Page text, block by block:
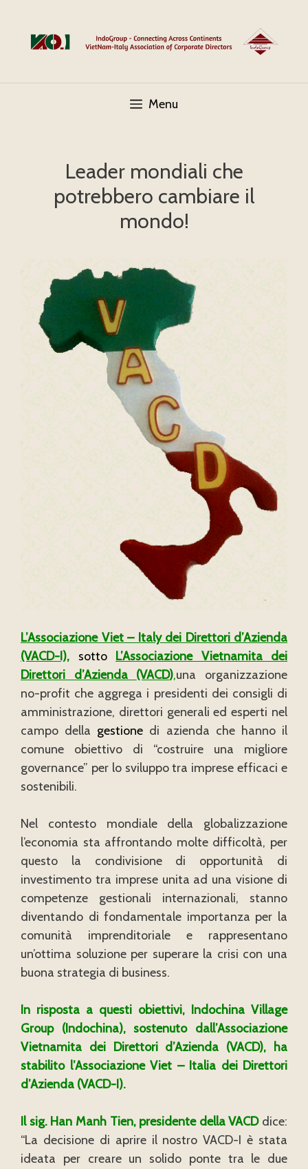
content
Menu
Leader mondiali che
potrebbero cambiare il
mondo!
L’Associazione Viet – Italy dei Direttori d’Azienda
(VACD-I),
sotto L’Associazione Vietnamita dei
Direttori d’Azienda (VACD),una organizzazione
no-profit che aggrega i presidenti dei consigli di
amministrazione, direttori generali ed esperti nel
campo della gestione di azienda che hanno il
comune obiettivo di “costruire una migliore
governance” per lo sviluppo tra imprese efficaci e
sostenibili.
Nel contesto mondiale della globalizzazione
l’economia sta affrontando molte difficoltà, per
questo la condivisione di opportunità di
investimento tra imprese unita ad una visione di
competenze gestionali internazionali, stanno
diventando di fondamentale importanza per la
comunità imprenditoriale e rappresentano
un’ottima soluzione per superare la crisi con una
buona strategia di business.
In risposta a questi obiettivi, Indochina Village
Group (Indochina), sostenuto dall’Associazione
Vietnamita dei Direttori d’Azienda (VACD), ha
stabilito l’Associazione Viet – Italia dei Direttori
d’Azienda (VACD-I).
Il sig. Han Manh Tien, presidente della VACDdice:
“La decisione di aprire il nostro VACD-I è stata
ideata per creare un solido ponte tra le due